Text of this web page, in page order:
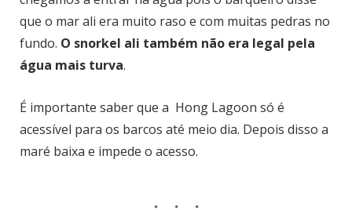
que o mar ali era muito raso e com muitas pedras no
fundo. O snorkel ali também não era legal pela
água mais turva.
É importante saber que a Hong Lagoon só é
acessível para os barcos até meio dia. Depois disso a
maré baixa e impede o acesso.